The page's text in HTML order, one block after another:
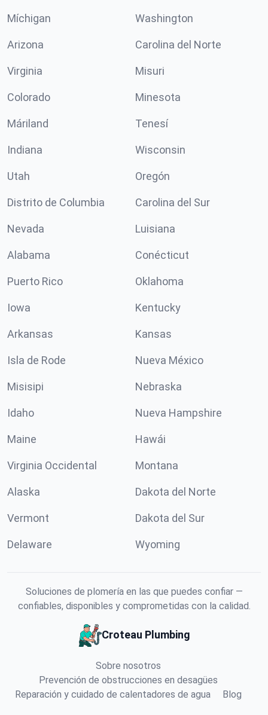
Míchigan Washington
Arizona Carolina del Norte
Virginia Misuri
Colorado Minesota
Máriland Tenesí
Indiana Wisconsin
Utah Oregón
Distrito de Columbia Carolina del Sur
Nevada Luisiana
Alabama Conécticut
Puerto Rico Oklahoma
Iowa Kentucky
Arkansas Kansas
Isla de Rode Nueva México
Misisipi Nebraska
Idaho Nueva Hampshire
Maine Hawái
Virginia Occidental Montana
Alaska Dakota del Norte
Vermont Dakota del Sur
Delaware Wyoming
Soluciones de plomería en las que puedes confiar —
confiables, disponibles y comprometidas con la calidad.
Croteau Plumbing
Sobre nosotros
Prevención de obstrucciones en desagües
Reparación y cuidado de calentadores de agua
Blog